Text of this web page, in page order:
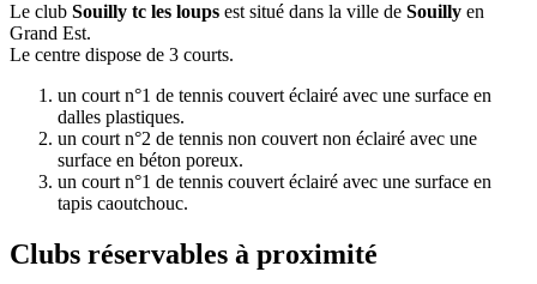
Le club Souilly tc les loups est situé dans la ville de Souilly en
Grand Est.
Le centre dispose de 3 courts.
un court n°1 de tennis couvert éclairé avec une surface en
dalles plastiques.
un court n°2 de tennis non couvert non éclairé avec une
surface en béton poreux.
un court n°1 de tennis couvert éclairé avec une surface en
tapis caoutchouc.
Clubs réservables à proximité